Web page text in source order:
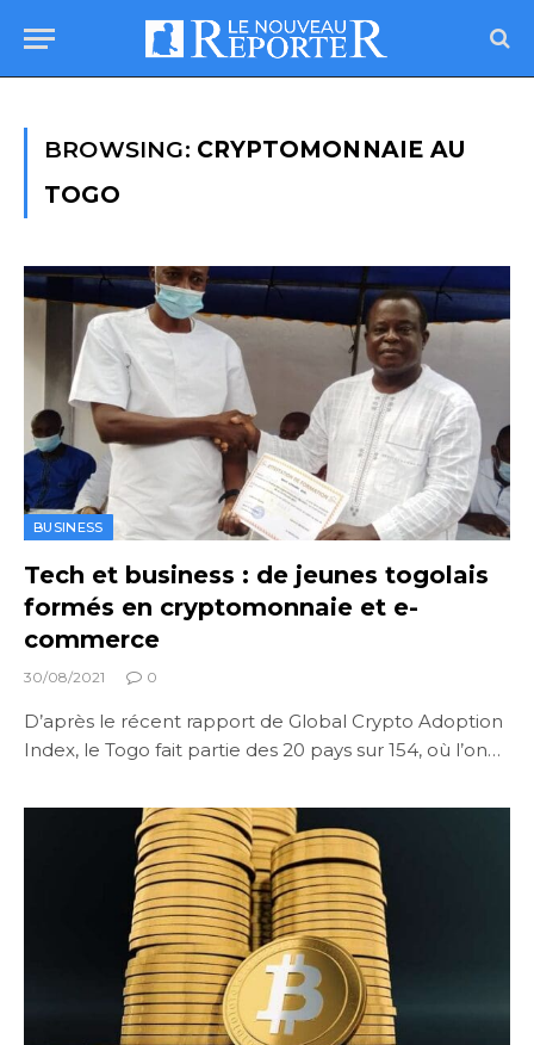
BROWSING: CRYPTOMONNAIE AU
TOGO
BUSINESS
Tech et business : de jeunes togolais
formés en cryptomonnaie et e-
commerce
30/08/2021 0
D’après le récent rapport de Global Crypto Adoption
Index, le Togo fait partie des 20 pays sur 154, où l’on…